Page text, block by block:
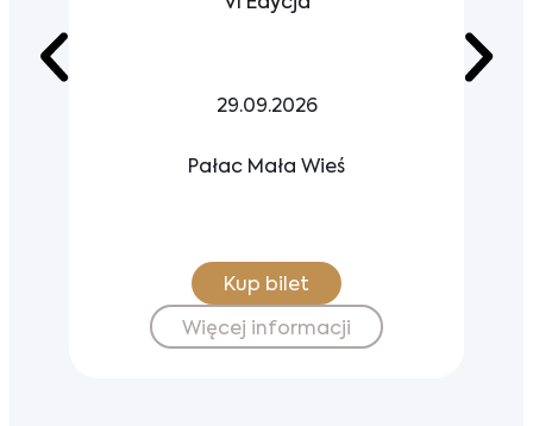
29.09.2026
Pałac Mała Wieś
Kup bilet
Więcej informacji